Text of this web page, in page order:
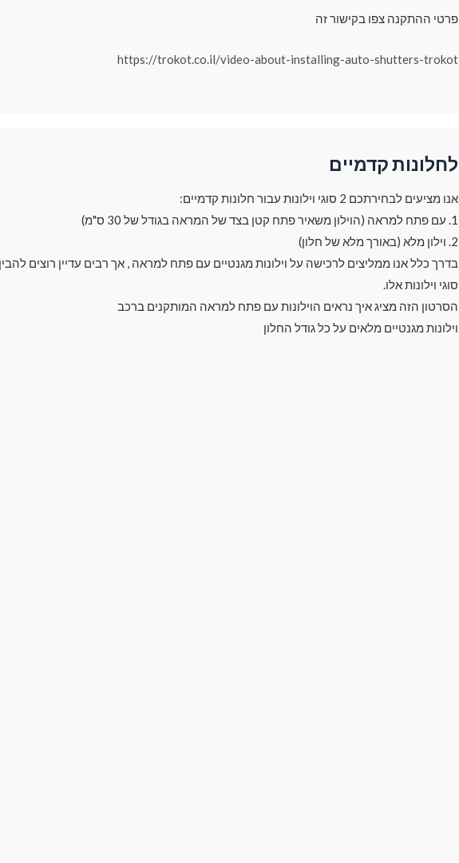
פרטי ההתקנה צפו בקישור זה
https://trokot.co.il/video-about-installing-auto-shutters-trokot
לחלונות קדמיים
אנו מציעים לבחירתכם 2 סוגי וילונות עבור חלונות קדמיים:
1. עם פתח למראה (הוילון משאיר פתח קטן בצד של המראה בגודל של 30 ס"מ)
2. וילון מלא (באורך מלא של חלון)
סוגי וילונות אלו.
הסרטון הזה מציג איך נראים הוילונות עם פתח למראה המותקנים ברכב
וילונות מגנטיים מלאים על כל גודל החלון